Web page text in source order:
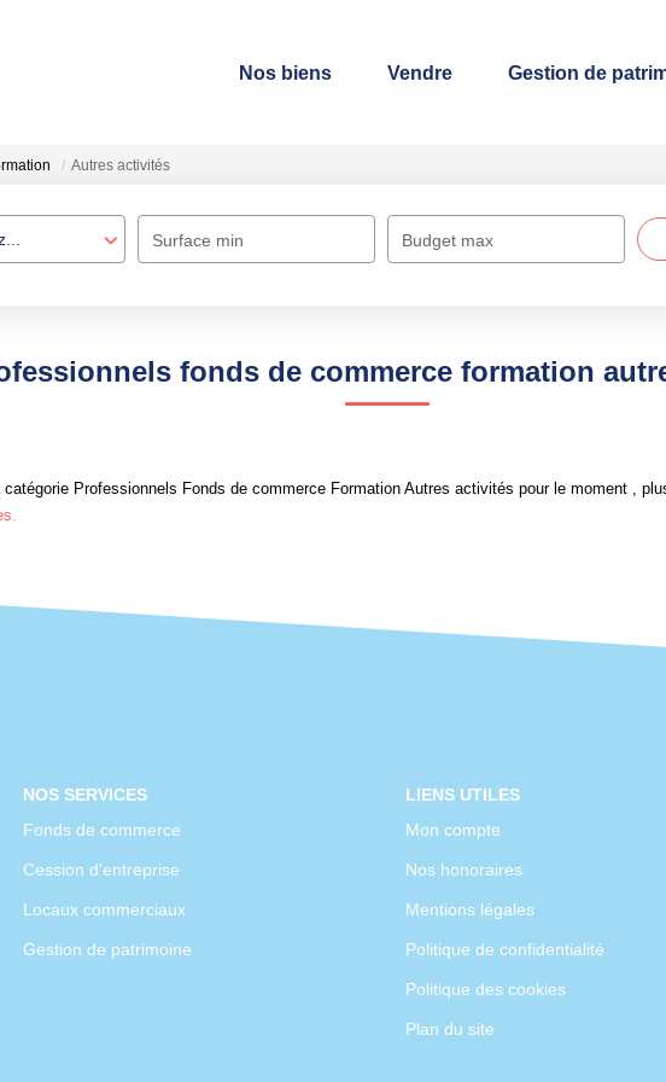
Nos biens Vendre Gestion de
Autres activités
Surface min Budget max
fonds de commerce formation
Professionnels Fonds de commerce Formation Autres activités pour le moment ,
NOS SERVICES
Fonds de commerce
Cession d'entreprise
Locaux commerciaux
Gestion de patrimoine
LIENS UTILES
Mon compte
Nos honoraires
Mentions légales
Politique de confidentialité
Politique des cookies
Plan du site